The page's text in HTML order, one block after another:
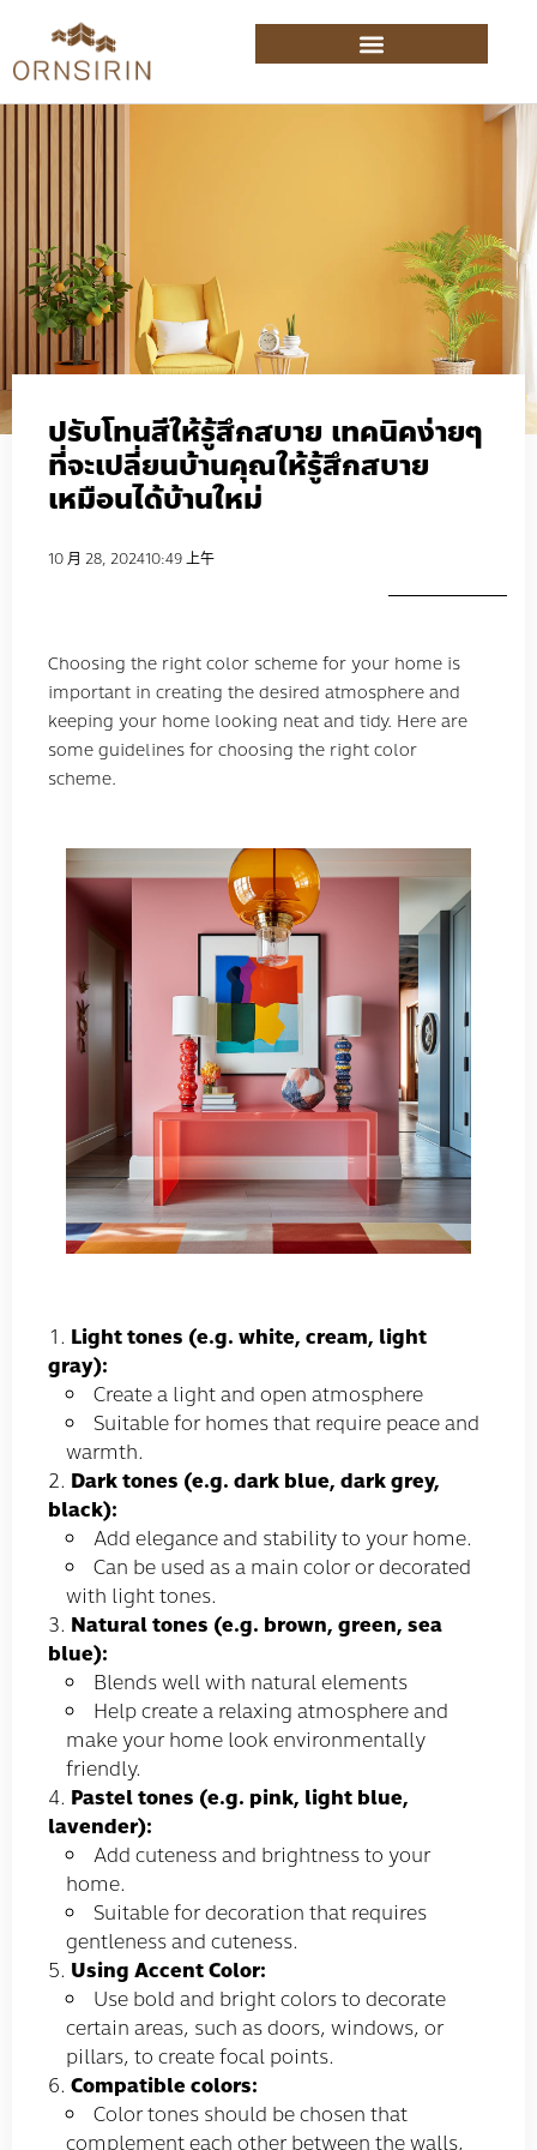
ปรับโทนสีให้รู้สึกสบาย เทคนิคง่ายๆ
ที่จะเปลี่ยนบ้านคุณให้รู้สึกสบาย
เหมือนได้บ้านใหม่
10 月 28, 202410:49 上午
Choosing the right color scheme for your home is
important in creating the desired atmosphere and
keeping your home looking neat and tidy. Here are
some guidelines for choosing the right color
scheme.
Light tones (e.g. white, cream, light
gray):
Create a light and open atmosphere
Suitable for homes that require peace and
warmth.
Dark tones (e.g. dark blue, dark grey,
black):
Add elegance and stability to your home.
Can be used as a main color or decorated
with light tones.
Natural tones (e.g. brown, green, sea
blue):
Blends well with natural elements
Help create a relaxing atmosphere and
make your home look environmentally
friendly.
Pastel tones (e.g. pink, light blue,
lavender):
Add cuteness and brightness to your
home.
Suitable for decoration that requires
gentleness and cuteness.
Using Accent Color:
Use bold and bright colors to decorate
certain areas, such as doors, windows, or
pillars, to create focal points.
Compatible colors:
Color tones should be chosen that
complement each other between the walls,